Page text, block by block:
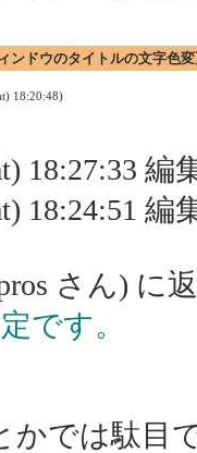
ンドウのタイトルの文字色変
18:20:48)
18:27:33 編
18:24:51 編
さん) に
です。
かでは駄目